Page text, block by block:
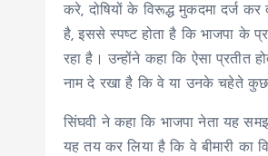
करे, दोषियों के विरूद्ध मुकदमा दर्ज
है, इससे स्पष्ट होता है कि भाजपा के
रहा है। उन्होंने कहा कि ऐसा प्रतीत
नाम दे रखा है कि वे या उनके चहेते कुछ
सिंघवी ने कहा कि भाजपा नेता यह
यह तय कर लिया है कि वे बीमारी का